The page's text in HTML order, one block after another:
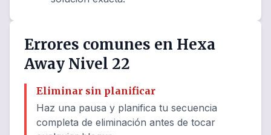
Errores comunes en Hexa
Away Nivel 22
Eliminar sin planificar
Haz una pausa y planifica tu secuencia
completa de eliminación antes de tocar